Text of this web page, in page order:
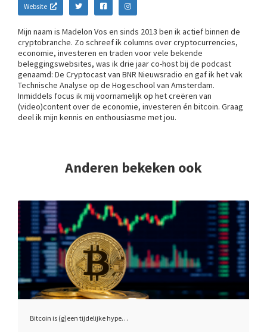
Website
Mijn naam is Madelon Vos en sinds 2013 ben ik actief binnen de
cryptobranche. Zo schreef ik columns over cryptocurrencies,
economie, investeren en traden voor vele bekende
beleggingswebsites, was ik drie jaar co-host bij de podcast
genaamd: De Cryptocast van BNR Nieuwsradio en gaf ik het vak
Technische Analyse op de Hogeschool van Amsterdam.
Inmiddels focus ik mij voornamelijk op het creëren van
(video)content over de economie, investeren én bitcoin. Graag
Anderen bekeken ook
Bitcoin is (g)een tijdelijke hype…